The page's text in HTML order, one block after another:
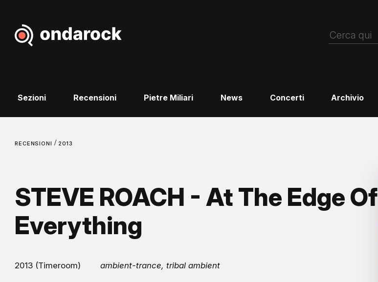
Sezioni Recensioni Pietre Miliari News Concerti Archivio
RECENSIONI / 2013
STEVE ROACH - At The Edge Of
Everything
2013 (Timeroom) ambient-trance, tribal ambient